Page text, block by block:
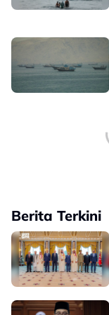
Berita Terkini